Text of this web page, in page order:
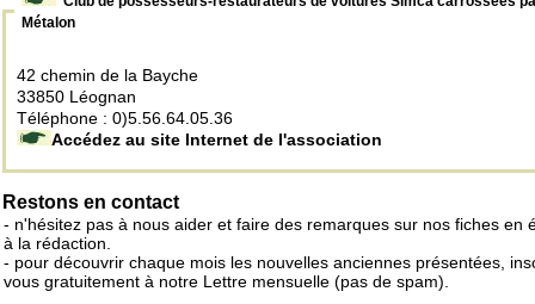
Métalon
42 chemin de la Bayche
33850 Léognan
Téléphone : 0)5.56.64.05.36
Accédez au site Internet de l'association
Restons en contact
- n'hésitez pas à nous aider et faire des remarques sur nos fiches en
à la rédaction.
- pour découvrir chaque mois les nouvelles anciennes présentées,
vous gratuitement à notre Lettre mensuelle (pas de spam).